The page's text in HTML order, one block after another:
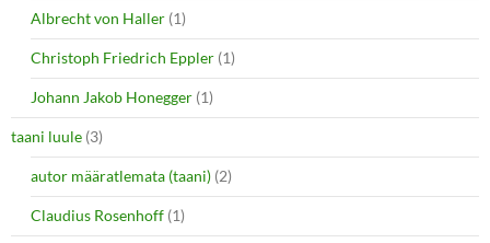
Albrecht von Haller (1)
Christoph Friedrich Eppler (1)
Johann Jakob Honegger (1)
taani luule (3)
autor määratlemata (taani) (2)
Claudius Rosenhoff (1)